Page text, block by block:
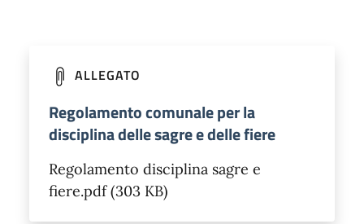
ALLEGATO
Regolamento comunale per la
disciplina delle sagre e delle fiere
Regolamento disciplina sagre e
fiere.pdf (303 KB)